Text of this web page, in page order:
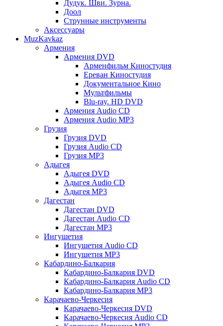
Дудук. Шви. Зурна.
Доол
Струнные инструменты
Аксессуары
MuzKavkaz
Армения
Армения DVD
Арменфильм Киностудия
Ереван Киностудия
Документальное Кино
Мультфильмы
Blu-ray. HD DVD
Армения Audio CD
Армения Audio MP3
Грузия
Грузия DVD
Грузия Audio CD
Грузия MP3
Адыгея
Адыгея DVD
Адыгея Audio CD
Адыгея MP3
Дагестан
Дагестан DVD
Дагестан Audio CD
Дагестан MP3
Ингушетия
Ингушетия Audio CD
Ингушетия MP3
Кабардино-Балкария
Кабардино-Балкария DVD
Кабардино-Балкария Audio CD
Кабардино-Балкария MP3
Карачаево-Черкесия
Карачаево-Черкесия DVD
Карачаево-Черкесия Audio CD